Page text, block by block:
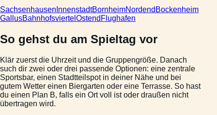
Sachsenhausen InnenstadtBornheimNordend Bockenheim
GallusBahnhofsviertel Ostend Flughafen
So gehst du am Spieltag vor
Klär zuerst die Uhrzeit und die Gruppengröße. Danach
such dir zwei oder drei passende Optionen: eine zentrale
Sportsbar, einen Stadtteilspot in deiner Nähe und bei
gutem Wetter einen Biergarten oder eine Terrasse. So hast
du einen Plan B, falls ein Ort voll ist oder draußen nicht
übertragen wird.